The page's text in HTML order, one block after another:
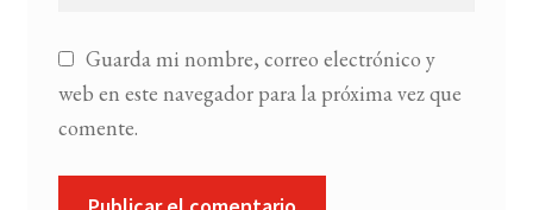
Guarda mi nombre, correo electrónico y
web en este navegador para la próxima vez que
comente.